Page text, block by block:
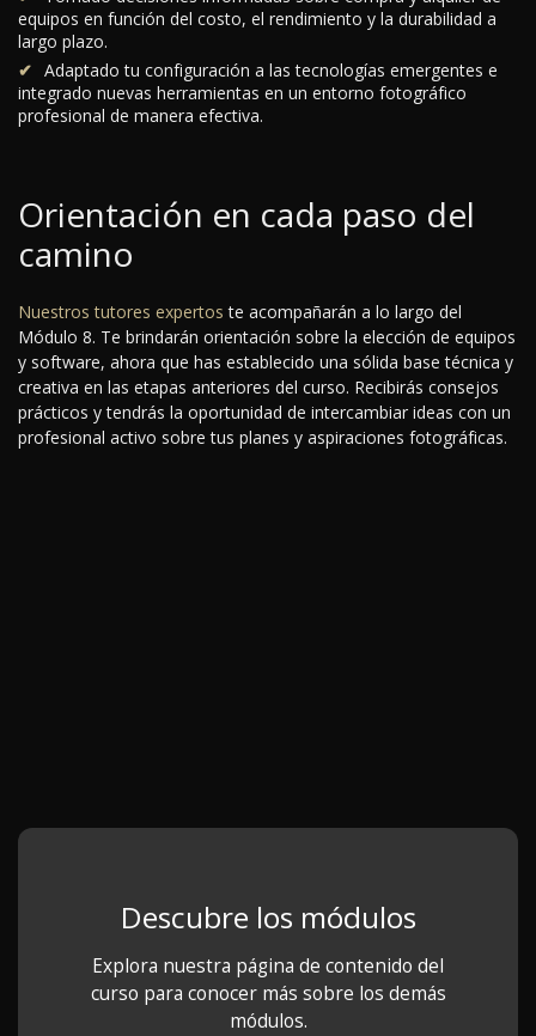
equipos en función del costo, el rendimiento y la durabilidad a
largo plazo.
Adaptado tu configuración a las tecnologías emergentes e
integrado nuevas herramientas en un entorno fotográfico
profesional de manera efectiva.
Orientación en cada paso del
camino
Nuestros tutores expertos te acompañarán a lo largo del
Módulo 8. Te brindarán orientación sobre la elección de equipos
y software, ahora que has establecido una sólida base técnica y
creativa en las etapas anteriores del curso. Recibirás consejos
prácticos y tendrás la oportunidad de intercambiar ideas con un
profesional activo sobre tus planes y aspiraciones fotográficas.
Descubre los módulos
Explora nuestra página de contenido del
curso para conocer más sobre los demás
módulos.